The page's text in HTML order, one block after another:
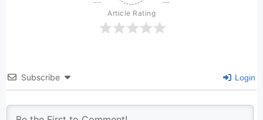
Article Rating
Subscribe Login